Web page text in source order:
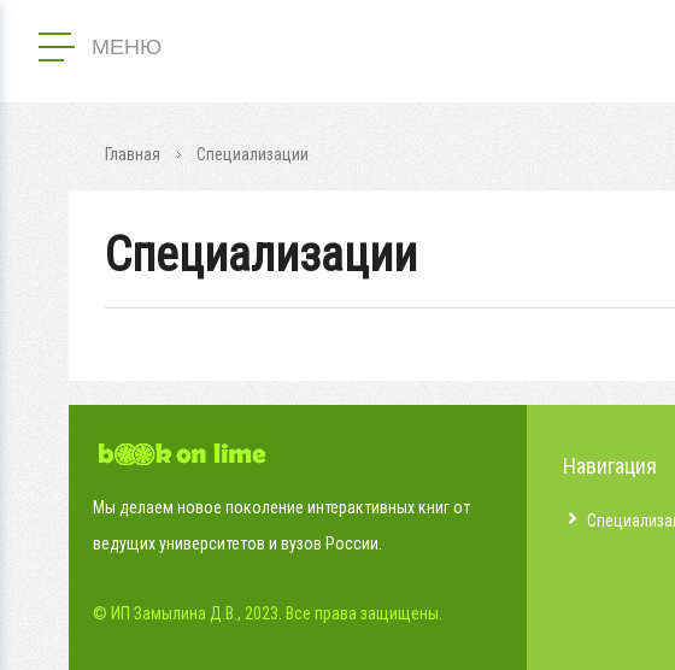
МЕНЮ
Главная Специализации
Специализации
Мы делаем новое поколение интерактивных книг от
ведущих университетов и вузов России.
© ИП Замылина Д.В., 2023. Все права защищены.
Навигация